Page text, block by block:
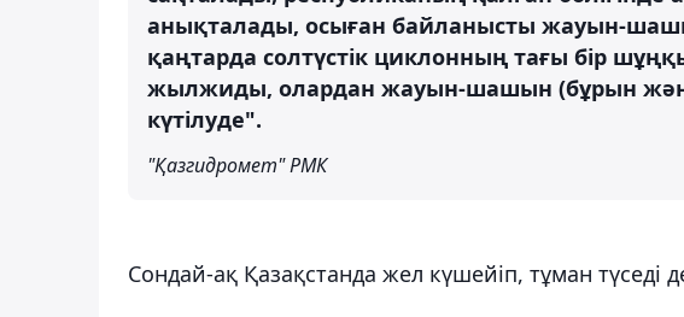
анықталады, осыған байланысты жауын-
қаңтарда солтүстік циклонның тағы бір
жылжиды, олардан жауын-шашын (бұрын
күтілуде".
"Қазгидромет" РМК
Сондай-ақ Қазақстанда жел күшейіп, тұман түседі